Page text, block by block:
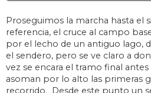
Proseguimos la marcha hasta el
referencia, el cruce al campo
por el lecho de un antiguo lago,
el sendero, pero se ve claro a
vez se encara el tramo final
asoman por lo alto las primeras
recorrido. Desde este punto un